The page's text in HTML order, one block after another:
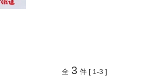
全 3 件 [ 1-3 ]